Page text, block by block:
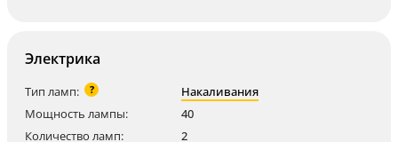
Электрика
Тип ламп: ?
Накаливания
Мощность лампы:
40
Количество ламп:
2